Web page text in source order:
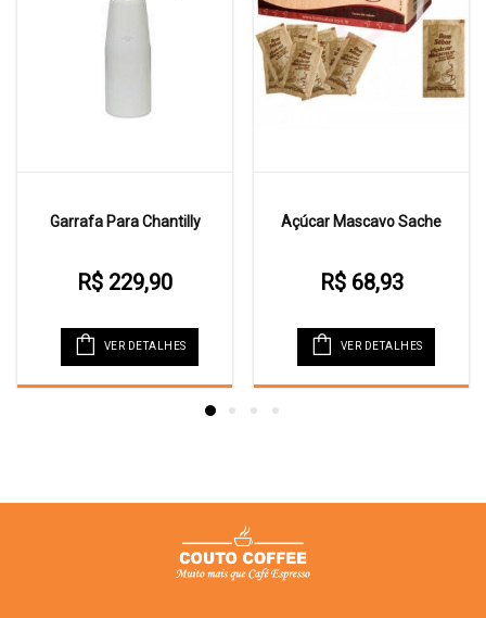
Garrafa Para Chantilly
R$ 229,90
VER DETALHES
Açúcar Mascavo Sache
R$ 68,93
VER DETALHES